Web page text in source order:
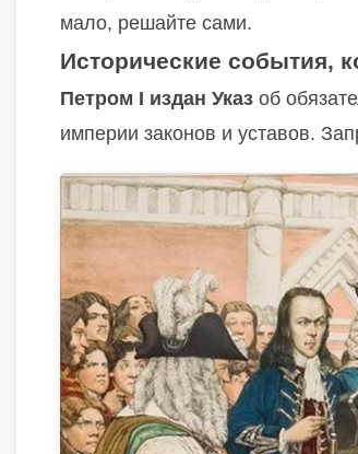
мало, решайте сами.
Исторические события,
Петром I издан Указ об
империи законов и уставов.